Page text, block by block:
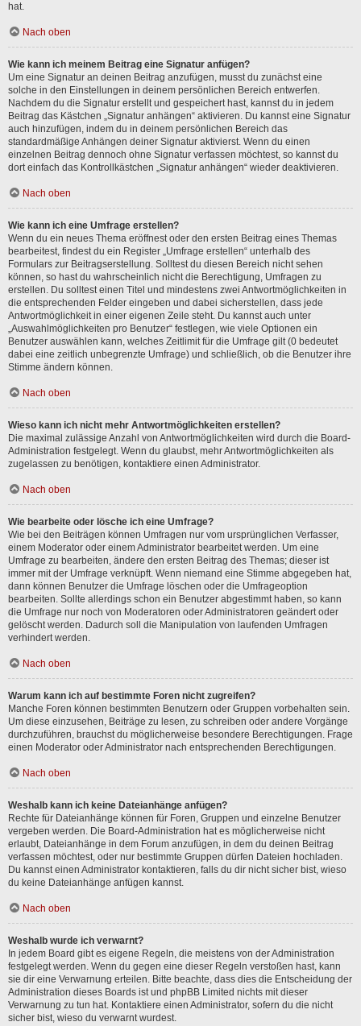
hat.
Nach oben
Wie kann ich meinem Beitrag eine Signatur anfügen?
Um eine Signatur an deinen Beitrag anzufügen, musst du zunächst eine
solche in den Einstellungen in deinem persönlichen Bereich entwerfen.
Nachdem du die Signatur erstellt und gespeichert hast, kannst du in jedem
Beitrag das Kästchen „Signatur anhängen“ aktivieren. Du kannst eine Signatur
auch hinzufügen, indem du in deinem persönlichen Bereich das
standardmäßige Anhängen deiner Signatur aktivierst. Wenn du einen
einzelnen Beitrag dennoch ohne Signatur verfassen möchtest, so kannst du
dort einfach das Kontrollkästchen „Signatur anhängen“ wieder deaktivieren.
Nach oben
Wie kann ich eine Umfrage erstellen?
Wenn du ein neues Thema eröffnest oder den ersten Beitrag eines Themas
bearbeitest, findest du ein Register „Umfrage erstellen“ unterhalb des
Formulars zur Beitragserstellung. Solltest du diesen Bereich nicht sehen
können, so hast du wahrscheinlich nicht die Berechtigung, Umfragen zu
erstellen. Du solltest einen Titel und mindestens zwei Antwortmöglichkeiten in
die entsprechenden Felder eingeben und dabei sicherstellen, dass jede
Antwortmöglichkeit in einer eigenen Zeile steht. Du kannst auch unter
„Auswahlmöglichkeiten pro Benutzer“ festlegen, wie viele Optionen ein
Benutzer auswählen kann, welches Zeitlimit für die Umfrage gilt (0 bedeutet
dabei eine zeitlich unbegrenzte Umfrage) und schließlich, ob die Benutzer ihre
Stimme ändern können.
Nach oben
Wieso kann ich nicht mehr Antwortmöglichkeiten erstellen?
Die maximal zulässige Anzahl von Antwortmöglichkeiten wird durch die Board-
Administration festgelegt. Wenn du glaubst, mehr Antwortmöglichkeiten als
zugelassen zu benötigen, kontaktiere einen Administrator.
Nach oben
Wie bearbeite oder lösche ich eine Umfrage?
Wie bei den Beiträgen können Umfragen nur vom ursprünglichen Verfasser,
einem Moderator oder einem Administrator bearbeitet werden. Um eine
Umfrage zu bearbeiten, ändere den ersten Beitrag des Themas; dieser ist
immer mit der Umfrage verknüpft. Wenn niemand eine Stimme abgegeben hat,
dann können Benutzer die Umfrage löschen oder die Umfrageoption
bearbeiten. Sollte allerdings schon ein Benutzer abgestimmt haben, so kann
die Umfrage nur noch von Moderatoren oder Administratoren geändert oder
gelöscht werden. Dadurch soll die Manipulation von laufenden Umfragen
verhindert werden.
Nach oben
Warum kann ich auf bestimmte Foren nicht zugreifen?
Manche Foren können bestimmten Benutzern oder Gruppen vorbehalten sein.
Um diese einzusehen, Beiträge zu lesen, zu schreiben oder andere Vorgänge
durchzuführen, brauchst du möglicherweise besondere Berechtigungen. Frage
einen Moderator oder Administrator nach entsprechenden Berechtigungen.
Nach oben
Weshalb kann ich keine Dateianhänge anfügen?
Rechte für Dateianhänge können für Foren, Gruppen und einzelne Benutzer
vergeben werden. Die Board-Administration hat es möglicherweise nicht
erlaubt, Dateianhänge in dem Forum anzufügen, in dem du deinen Beitrag
verfassen möchtest, oder nur bestimmte Gruppen dürfen Dateien hochladen.
Du kannst einen Administrator kontaktieren, falls du dir nicht sicher bist, wieso
du keine Dateianhänge anfügen kannst.
Nach oben
Weshalb wurde ich verwarnt?
In jedem Board gibt es eigene Regeln, die meistens von der Administration
festgelegt werden. Wenn du gegen eine dieser Regeln verstoßen hast, kann
sie dir eine Verwarnung erteilen. Bitte beachte, dass dies die Entscheidung der
Administration dieses Boards ist und phpBB Limited nichts mit dieser
Verwarnung zu tun hat. Kontaktiere einen Administrator, sofern du die nicht
sicher bist, wieso du verwarnt wurdest.